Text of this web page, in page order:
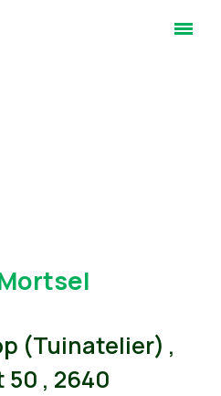
(Tuinatelier) ,
, 2640